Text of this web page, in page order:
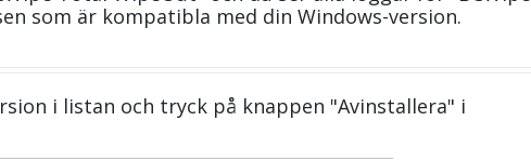
som är kompatibla med din Windows-version.
i listan och tryck på knappen "Avinstallera" i